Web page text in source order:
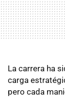
La carrera ha
carga
pero cada